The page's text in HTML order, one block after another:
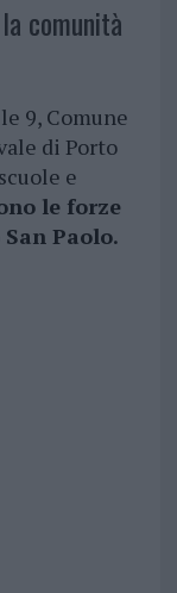
comunità
9, Comune
di Porto
e
le forze
Paolo.